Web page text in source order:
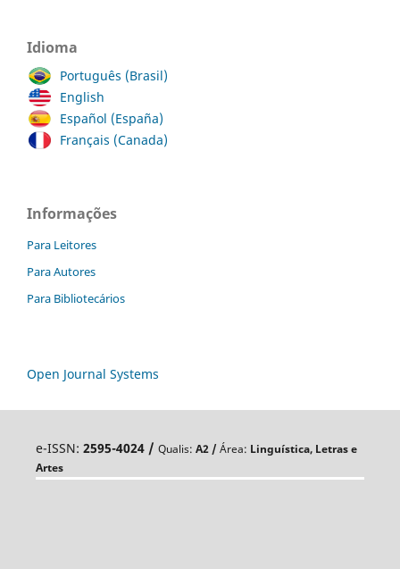
Idioma
Português (Brasil)
English
Español (España)
Français (Canada)
Informações
Para Leitores
Para Autores
Para Bibliotecários
Open Journal Systems
e-ISSN: 2595-4024 / Qualis: A2 / Área: Linguística, Letras e
Artes